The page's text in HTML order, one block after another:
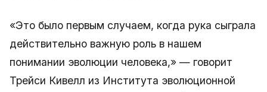
«Это было первым случаем, когда рука сыграла
действительно важную роль в нашем
понимании эволюции человека,» — говорит
Трейси Кивелл из Института эволюционной